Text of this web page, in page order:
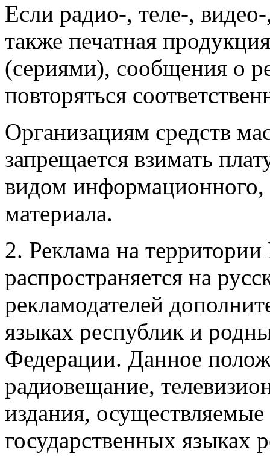
Если радио-, теле-,
также печатная
(сериями), сообщения о
повторяться
Организациям средств
запрещается взимать
видом информационного,
материала.
2. Реклама на
распространяется на
рекламодателей
языках республик и
Федерации. Данное
радиовещание,
издания,
государственных языках